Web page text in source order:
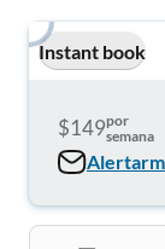
Instant book
$149por
semana